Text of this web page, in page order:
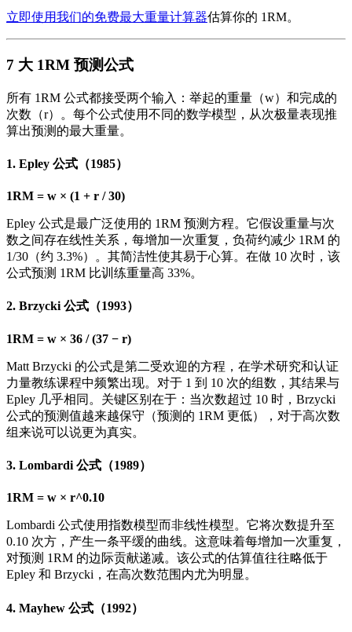
立即使用我们的免费最大重量计算器估算你的 1RM。
7 大 1RM 预测公式
所有 1RM 公式都接受两个输入：举起的重量（w）和完成的
次数（r）。每个公式使用不同的数学模型，从次极量表现推
算出预测的最大重量。
1. Epley 公式（1985）
1RM = w × (1 + r / 30)
Epley 公式是最广泛使用的 1RM 预测方程。它假设重量与次
数之间存在线性关系，每增加一次重复，负荷约减少 1RM 的
1/30（约 3.3%）。其简洁性使其易于心算。在做 10 次时，该
公式预测 1RM 比训练重量高 33%。
2. Brzycki 公式（1993）
1RM = w × 36 / (37 − r)
Matt Brzycki 的公式是第二受欢迎的方程，在学术研究和认证
力量教练课程中频繁出现。对于 1 到 10 次的组数，其结果与
Epley 几乎相同。关键区别在于：当次数超过 10 时，Brzycki
公式的预测值越来越保守（预测的 1RM 更低），对于高次数
组来说可以说更为真实。
3. Lombardi 公式（1989）
1RM = w × r^0.10
Lombardi 公式使用指数模型而非线性模型。它将次数提升至
0.10 次方，产生一条平缓的曲线。这意味着每增加一次重复，
对预测 1RM 的边际贡献递减。该公式的估算值往往略低于
Epley 和 Brzycki，在高次数范围内尤为明显。
4. Mayhew 公式（1992）